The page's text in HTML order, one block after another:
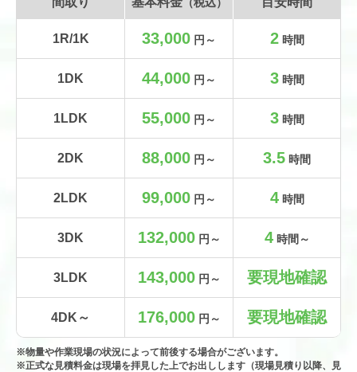
1R/1K 33,000 円～ 2時間
1DK 44,000 円～ 3時間
1LDK 55,000 円～ 3時間
2DK 88,000 円～ 3.5 時間
2LDK 99,000 円～ 4時間
3DK 132,000円～ 4時間～
3LDK 143,000円～ 要現地確認
4DK～ 176,000円～ 要現地確認
※物量や作業現場の状況によって前後する場合がございます。
※正式な見積料金は現場を拝見した上でお出しします（現場見積り以降、見